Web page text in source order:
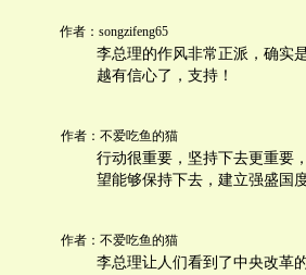
作者：songzifeng65
李总理的作风非常正派，确实
越有信心了，支持！
作者：不爱吃鱼的猫
行动很重要，坚持下去更重要
望能够保持下去，建立强盛国度
作者：不爱吃鱼的猫
李总理让人们看到了中央改革